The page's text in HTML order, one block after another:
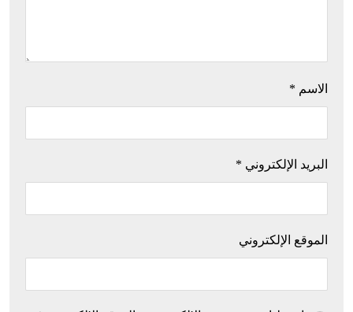
الاسم *
البريد الإلكتروني *
الموقع الإلكتروني